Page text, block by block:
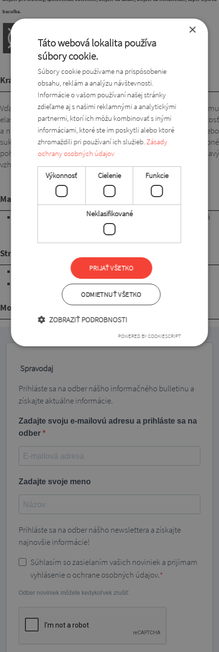
bacuľka.
Krátky popis
Vďaka svojmu peknému, jedinečnému strihu a mäkkému
elastickému materiálu je tento blejzer ideálny na každú príležitosť
a na pracovisko. Dá sa nosiť cez šaty, s topom, s nohavicami alebo
sukňou. Línie strihu dobre tvarujú postavu a poskytujú potrebné
pohodlie. Jeho malý golier zvýrazňuje dekolt a dotvára zaujímavý
vzhľad. Vyberte si k nemu aj vhodné šaty.
Materiál
95% polyester, 5% lycra. Pohodlná, jemne padavá a elastická
látka, ktorá sa pri nosení nelepí na telo. Ľahko sa ošetruje,
nekrčí sa a pri praní nepúšťa farbu.
Strih
s dĺžkou pod úroveň bokov
Mohlo by sa Vám páčiť
Spravodaj
Prihláste sa na odber nášho informačného bulletinu a
získajte aktuálne informácie.
Zadajte svoju e-mailovú adresu a prihláste sa na
odber
Zadajte svoje meno
Prihláste sa na odber nášho newslettera a získajte
najnovšie informácie!
Súhlasím so zasielaním vašich noviniek a prijímam
vyhlásenie o ochrane osobných údajov.
Odber noviniek môžete kedykoľvek zrušiť.
×
Táto webová lokalita používa
súbory cookie.
Súbory cookie používame na prispôsobenie
obsahu, reklám a analýzu návštevnosti.
Informácie o vašom používaní našej stránky
zdieľame aj s našimi reklamnými a analytickými
partnermi, ktorí ich môžu kombinovať s inými
informáciami, ktoré ste im poskytli alebo ktoré
zhromaždili pri používaní ich služieb. Zásady
ochrany osobných údajov
Výkonnosť Cielenie Funkcie
Neklasifikované
PRIJAŤ VŠETKO
ODMIETNUŤ VŠETKO
ZOBRAZIŤ PODROBNOSTI
POWERED BY COOKIESCRIPT